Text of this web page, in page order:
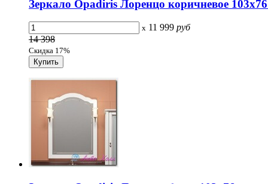
Зеркало Opadiris Лоренцо коричневое
x 11 999 руб
14 398
Скидка 17%